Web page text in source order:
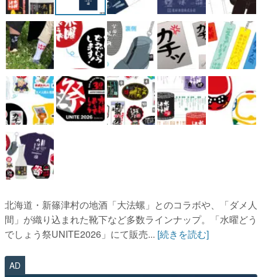
北海道・新篠津村の地酒「大法螺」とのコラボや、「ダメ人
間」が織り込まれた靴下など多数ラインナップ。「水曜どう
でしょう祭UNITE2026」にて販売... [続きを読む]
AD